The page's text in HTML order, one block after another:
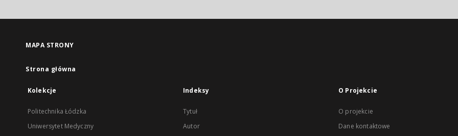
MAPA STRONY
Strona główna
Kolekcje
Politechnika Łódzka
Uniwersytet Medyczny
Indeksy
Tytuł
Autor
O Projekcie
O projekcie
Dane kontaktowe